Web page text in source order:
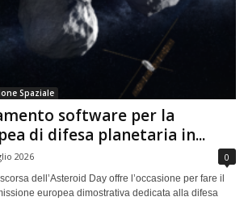
Spaziale
software per la
di difesa planetaria in...
2026 0
dell’Asteroid Day offre l’occasione per fare il
europea dimostrativa dedicata alla difesa